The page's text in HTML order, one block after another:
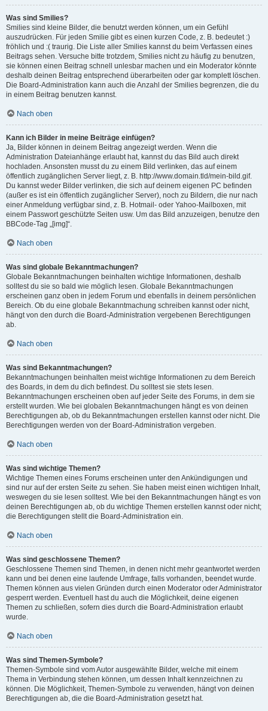
Was sind Smilies?
Smilies sind kleine Bilder, die benutzt werden können, um ein Gefühl
auszudrücken. Für jeden Smilie gibt es einen kurzen Code, z. B. bedeutet :)
fröhlich und :( traurig. Die Liste aller Smilies kannst du beim Verfassen eines
Beitrags sehen. Versuche bitte trotzdem, Smilies nicht zu häufig zu benutzen,
sie können einen Beitrag schnell unlesbar machen und ein Moderator könnte
deshalb deinen Beitrag entsprechend überarbeiten oder gar komplett löschen.
Die Board-Administration kann auch die Anzahl der Smilies begrenzen, die du
in einem Beitrag benutzen kannst.
Nach oben
Kann ich Bilder in meine Beiträge einfügen?
Ja, Bilder können in deinem Beitrag angezeigt werden. Wenn die
Administration Dateianhänge erlaubt hat, kannst du das Bild auch direkt
hochladen. Ansonsten musst du zu einem Bild verlinken, das auf einem
öffentlich zugänglichen Server liegt, z. B. http://www.domain.tld/mein-bild.gif.
Du kannst weder Bilder verlinken, die sich auf deinem eigenen PC befinden
(außer es ist ein öffentlich zugänglicher Server), noch zu Bildern, die nur nach
einer Anmeldung verfügbar sind, z. B. Hotmail- oder Yahoo-Mailboxen, mit
einem Passwort geschützte Seiten usw. Um das Bild anzuzeigen, benutze den
BBCode-Tag „[img]“.
Nach oben
Was sind globale Bekanntmachungen?
Globale Bekanntmachungen beinhalten wichtige Informationen, deshalb
solltest du sie so bald wie möglich lesen. Globale Bekanntmachungen
erscheinen ganz oben in jedem Forum und ebenfalls in deinem persönlichen
Bereich. Ob du eine globale Bekanntmachung schreiben kannst oder nicht,
hängt von den durch die Board-Administration vergebenen Berechtigungen
ab.
Nach oben
Was sind Bekanntmachungen?
Bekanntmachungen beinhalten meist wichtige Informationen zu dem Bereich
des Boards, in dem du dich befindest. Du solltest sie stets lesen.
Bekanntmachungen erscheinen oben auf jeder Seite des Forums, in dem sie
erstellt wurden. Wie bei globalen Bekanntmachungen hängt es von deinen
Berechtigungen ab, ob du Bekanntmachungen erstellen kannst oder nicht. Die
Berechtigungen werden von der Board-Administration vergeben.
Nach oben
Was sind wichtige Themen?
Wichtige Themen eines Forums erscheinen unter den Ankündigungen und
sind nur auf der ersten Seite zu sehen. Sie haben meist einen wichtigen Inhalt,
weswegen du sie lesen solltest. Wie bei den Bekanntmachungen hängt es von
deinen Berechtigungen ab, ob du wichtige Themen erstellen kannst oder nicht;
die Berechtigungen stellt die Board-Administration ein.
Nach oben
Was sind geschlossene Themen?
Geschlossene Themen sind Themen, in denen nicht mehr geantwortet werden
kann und bei denen eine laufende Umfrage, falls vorhanden, beendet wurde.
Themen können aus vielen Gründen durch einen Moderator oder Administrator
gesperrt werden. Eventuell hast du auch die Möglichkeit, deine eigenen
Themen zu schließen, sofern dies durch die Board-Administration erlaubt
wurde.
Nach oben
Was sind Themen-Symbole?
Themen-Symbole sind vom Autor ausgewählte Bilder, welche mit einem
Thema in Verbindung stehen können, um dessen Inhalt kennzeichnen zu
können. Die Möglichkeit, Themen-Symbole zu verwenden, hängt von deinen
Berechtigungen ab, die die Board-Administration gesetzt hat.